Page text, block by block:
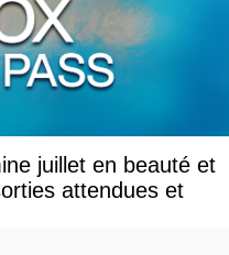
juillet en beauté et
attendues et